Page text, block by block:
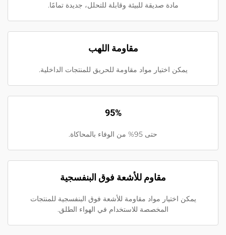
مادة صديقة للبيئة وقابلة للتحلل، جديدة تمامًا.
مقاومة اللهب
يمكن اختيار مواد مقاومة للحريق للمنتجات الداخلية.
95%
حتى 95% من الوفاء بالمحاكاة.
مقاوم للأشعة فوق البنفسجية
يمكن اختيار مواد مقاومة للأشعة فوق البنفسجية للمنتجات
المخصصة للاستخدام في الهواء الطلق.